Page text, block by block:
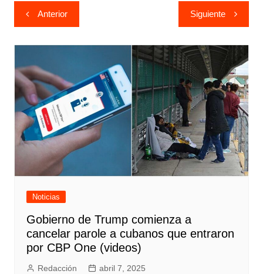
Navegación
de
entradas
Anterior Siguiente
Noticias
Gobierno de Trump comienza a
cancelar parole a cubanos que entraron
por CBP One (videos)
Redacción abril 7, 2025